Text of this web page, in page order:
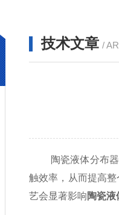
技术文章 /
陶瓷液体分布器是
触效率，从而提高
艺会显著影响陶瓷液